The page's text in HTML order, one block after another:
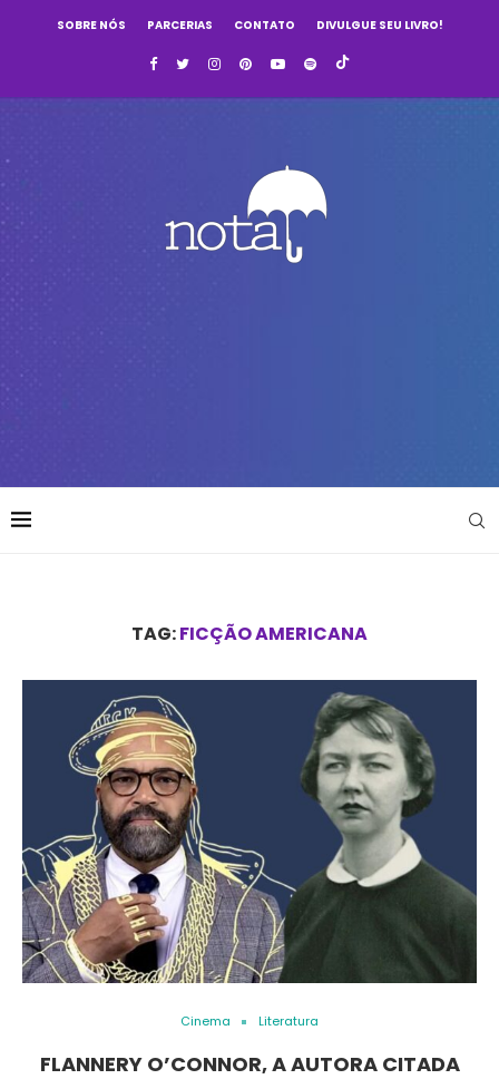
SOBRE NÓS PARCERIAS CONTATO DIVULGUE SEU LIVRO!
TAG:FICÇÃO AMERICANA
Cinema Literatura
FLANNERY O’CONNOR, A AUTORA CITADA